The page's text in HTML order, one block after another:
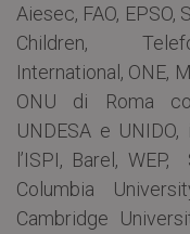
Aiesec, FAO,
Children,
International, ONE,
ONU di Roma
UNDESA e
l’ISPI, Barel,
Columbia
Cambridge